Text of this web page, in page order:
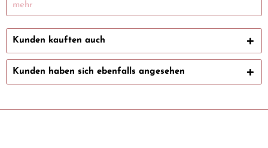
mehr
Kunden kauften auch
Kunden haben sich ebenfalls angesehen